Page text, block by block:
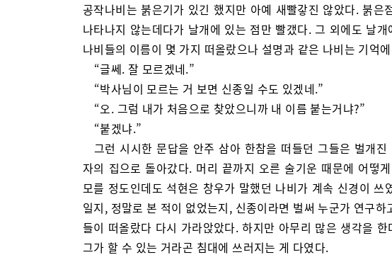
공작나비는 붉은기가 있긴 했지만 아예 새빨갛진 않았다. 붉은
나타나지 않는데다가 날개에 있는 점만 빨갰다. 그 외에도 날
나비들의 이름이 몇 가지 떠올랐으나 설명과 같은 나비는 기억
“글쎄. 잘 모르겠네.”
“박사님이 모르는 거 보면 신종일 수도 있겠네.”
“오. 그럼 내가 처음으로 찾았으니까 내 이름 붙는거냐?”
“붙겠냐.”
그런 시시한 문답을 안주 삼아 한참을 떠들던 그들은 벌개
자의 집으로 돌아갔다. 머리 끝까지 오른 술기운 때문에 어떻
모를 정도인데도 석현은 창우가 말했던 나비가 계속 신경이 쓰
일지, 정말로 본 적이 없었는지, 신종이라면 벌써 누군가 연구하
들이 떠올랐다 다시 가라앉았다. 하지만 아무리 많은 생각을
그가 할 수 있는 거라곤 침대에 쓰러지는 게 다였다.